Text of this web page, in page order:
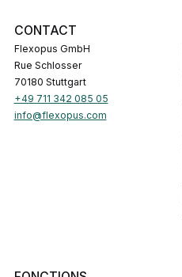
CONTACT
Flexopus GmbH
Rue Schlosser
70180 Stuttgart
+49 711 342 085 05
info@flexopus.com